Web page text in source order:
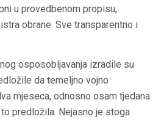
u provedbenom propisu,
obrane. Sve transparentno i
osposobljavanja izradile su
da temeljno vojno
mjeseca, odnosno osam tjedana.
predložila. Nejasno je stoga